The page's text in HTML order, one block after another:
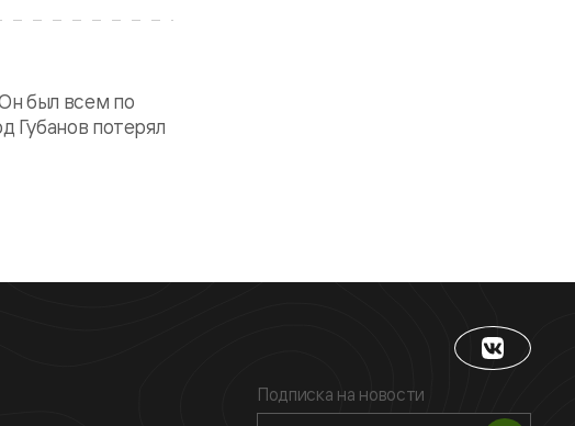
был всем по
Губанов потерял
Подписка на новости